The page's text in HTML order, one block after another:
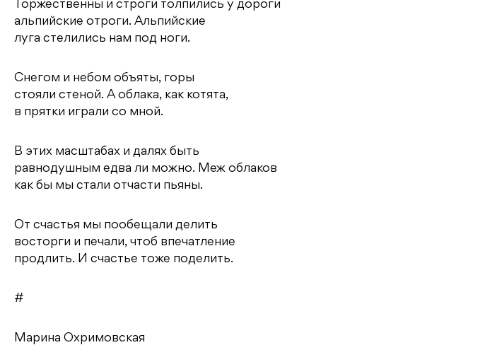
Торжественны и строги толпились у дороги
альпийские отроги. Альпийские
луга стелились нам под ноги.
Снегом и небом объяты, горы
стояли стеной. А облака, как котята,
в прятки играли со мной.
В этих масштабах и далях быть
равнодушным едва ли можно. Меж облаков
как бы мы стали отчасти пьяны.
От счастья мы пообещали делить
восторги и печали, чтоб впечатление
продлить. И счастье тоже поделить.
#
Марина Охримовская